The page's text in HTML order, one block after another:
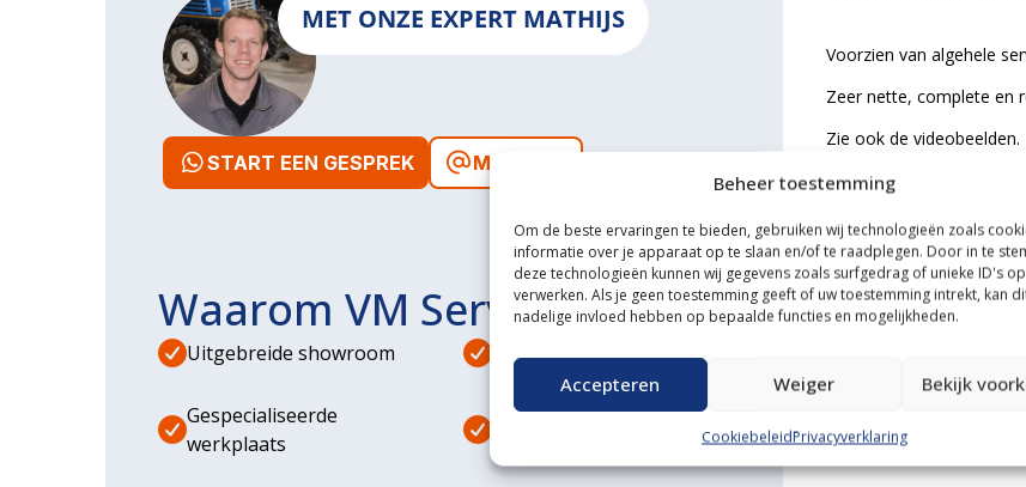
Beheer toestemming
Om de beste ervaringen te bieden, gebruiken wij technologieën zoals
informatie over je apparaat op te slaan en/of te raadplegen. Door in te
deze technologieën kunnen wij gegevens zoals surfgedrag of unieke ID's
verwerken. Als je geen toestemming geeft of uw toestemming intrekt, kan
nadelige invloed hebben op bepaalde functies en mogelijkheden.
Accepteren Weiger Bekijk
CookiebeleidPrivacyverklaring
Voorzien van algehele
Zeer nette, complete en
Zie ook de videobeelden.
MET ONZE EXPERT MATHIJS
START EEN GESPREK MAIL ONS
Waarom VM Service
Uitgebreide showroom Eigen transportservice
Gespecialiseerde
werkplaats
Diverse